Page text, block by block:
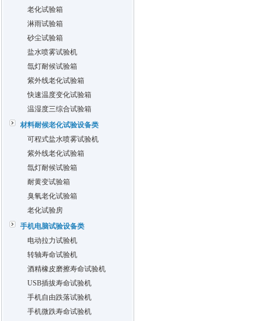
老化试验箱
淋雨试验箱
砂尘试验箱
盐水喷雾试验机
氙灯耐候试验箱
紫外线老化试验箱
快速温度变化试验箱
温湿度三综合试验箱
材料耐候老化试验设备类
可程式盐水喷雾试验机
紫外线老化试验箱
氙灯耐候试验箱
耐黄变试验箱
臭氧老化试验箱
老化试验房
手机电脑试验设备类
电动拉力试验机
转轴寿命试验机
酒精橡皮磨擦寿命试验机
USB插拔寿命试验机
手机自由跌落试验机
手机微跌寿命试验机